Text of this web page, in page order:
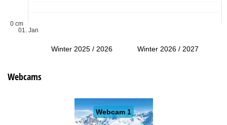
01. Jan
0 cm
Winter 2025 / 2026 Winter 2026 / 2027
Webcams